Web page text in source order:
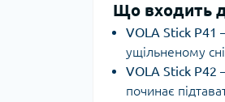
Що входить
VOLA Stick P41
ущільненому
VOLA Stick P42
починає